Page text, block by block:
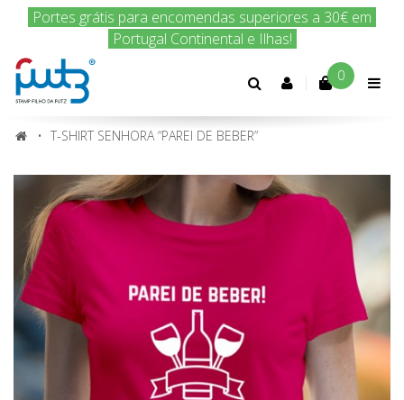
Encomenda hoje e nós enviamos amanhã!
Conta 0
T-SHIRT SENHORA “PAREI DE BEBER”